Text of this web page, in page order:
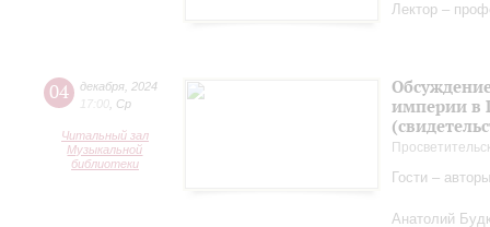
Лектор –
04 декабря 2024
17:00 Ср
Читальный зал
Музыкальной
библиотеки
империи в
Гости –
Анатолий